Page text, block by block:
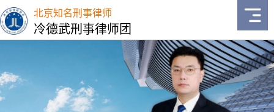
北京知名刑事律师
冷德武刑事律师团